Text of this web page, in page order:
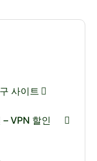
사이트
VPN 할인